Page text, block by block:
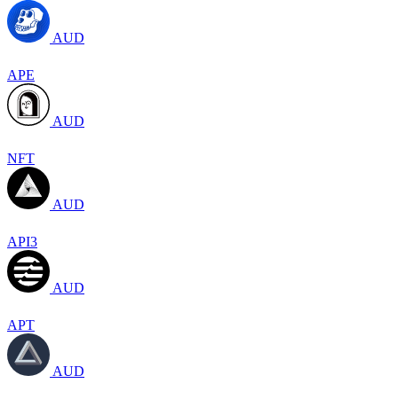
AUD
APE
AUD
NFT
AUD
API3
AUD
APT
AUD